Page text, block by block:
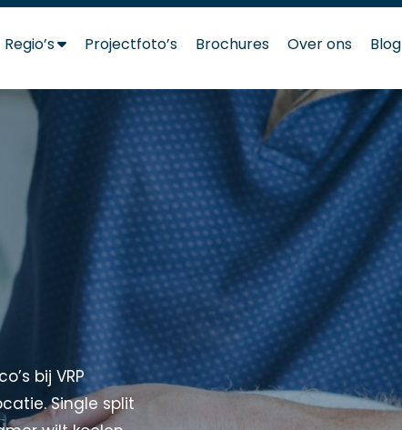
Regio’s Projectfoto’s Brochures Over ons Blog
bij VRP
Single split